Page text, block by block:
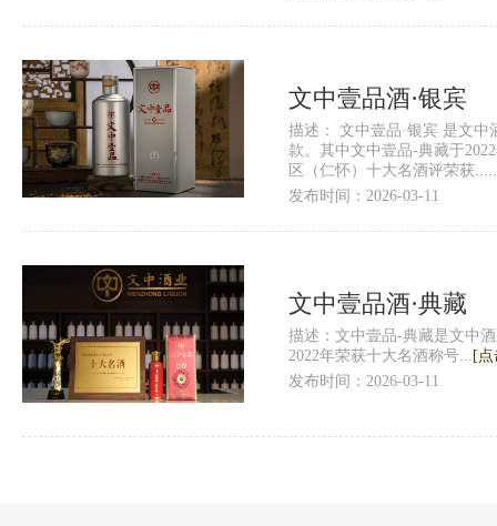
文中壹品酒·银宾
描述： 文中壹品·银宾 是文中
款。其中文中壹品-典藏于
区（仁怀）十大名酒评荣获
发布时间：2026-03-11
文中壹品酒·典藏
描述：文中壹品-典藏是文中
2022年荣获十大名酒称号... [
发布时间：2026-03-11